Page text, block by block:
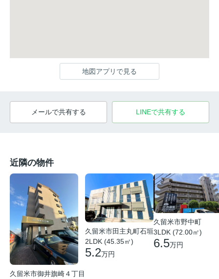
地図アプリで見る
メールで共有する LINEで共有する
近隣の物件
久留米市御井旗崎４丁目
久留米市田主丸町石垣
2LDK (45.35㎡)
5.2万円
久留米市野中町
3LDK (72.00㎡)
6.5万円